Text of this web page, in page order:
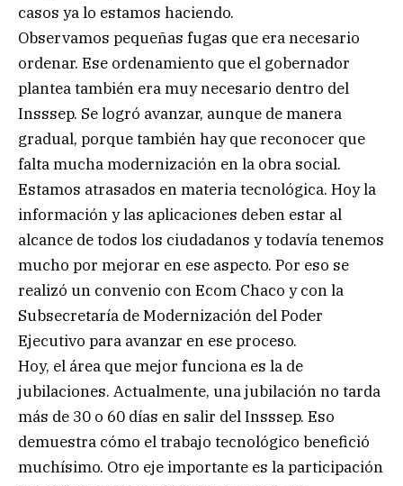
casos ya lo estamos haciendo.
Observamos pequeñas fugas que era necesario
ordenar. Ese ordenamiento que el gobernador
plantea también era muy necesario dentro del
Insssep. Se logró avanzar, aunque de manera
gradual, porque también hay que reconocer que
falta mucha modernización en la obra social.
Estamos atrasados en materia tecnológica. Hoy la
información y las aplicaciones deben estar al
alcance de todos los ciudadanos y todavía tenemos
mucho por mejorar en ese aspecto. Por eso se
realizó un convenio con Ecom Chaco y con la
Subsecretaría de Modernización del Poder
Ejecutivo para avanzar en ese proceso.
Hoy, el área que mejor funciona es la de
jubilaciones. Actualmente, una jubilación no tarda
más de 30 o 60 días en salir del Insssep. Eso
demuestra cómo el trabajo tecnológico benefició
muchísimo. Otro eje importante es la participación